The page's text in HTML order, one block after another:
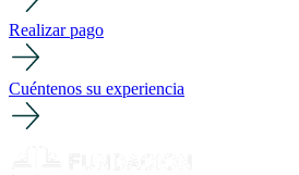
Realizar pago
Cuéntenos su experiencia